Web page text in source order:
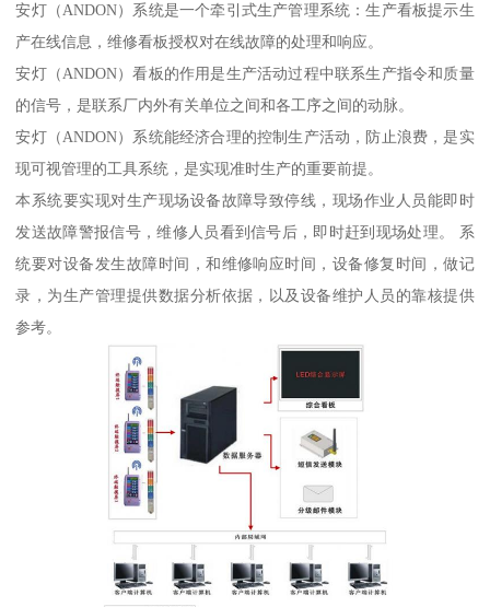
安灯（ANDON）系统是一个牵引式生产管理系统：生产看板提示生
产在线信息，维修看板授权对在线故障的处理和响应。
安灯（ANDON）看板的作用是生产活动过程中联系生产指令和质量
的信号，是联系厂内外有关单位之间和各工序之间的动脉。
安灯（ANDON）系统能经济合理的控制生产活动，防止浪费，是实
现可视管理的工具系统，是实现准时生产的重要前提。
本系统要实现对生产现场设备故障导致停线，现场作业人员能即时
发送故障警报信号，维修人员看到信号后，即时赶到现场处理。 系
统要对设备发生故障时间，和维修响应时间，设备修复时间，做记
录，为生产管理提供数据分析依据，以及设备维护人员的靠核提供
参考。